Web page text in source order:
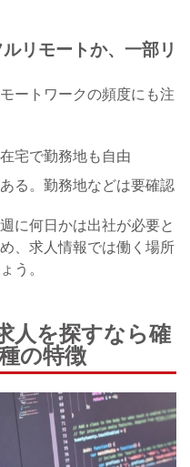
リモートか、一部リ
ートワークの頻度にも注
宅で勤務地も自由
る。勤務地などは要確認
に何日かは出社が必要と
、求人情報では働く場所
う。
人を探すなら確
の特徴